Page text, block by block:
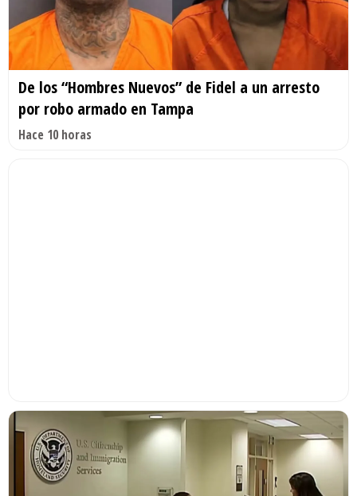
De los “Hombres Nuevos” de Fidel a un arresto
por robo armado en Tampa
Hace 10 horas